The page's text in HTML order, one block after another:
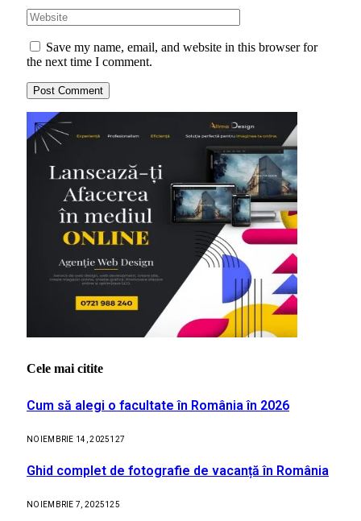
Save my name, email, and website in this browser for
the next time I comment.
Cele mai citite
Cum să alegi o facultate în România în 2026
NOIEMBRIE 14, 2025127
Ghid complet de fotografie de vacanță în România
NOIEMBRIE 7, 2025125